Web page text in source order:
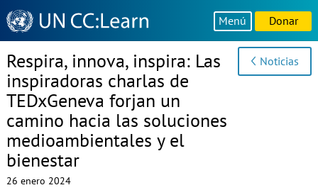
Knowledge
Sharing
Platform
Menú Donar
Respira, innova, inspira: Las
inspiradoras charlas de
TEDxGeneva forjan un
camino hacia las soluciones
medioambientales y el
bienestar
26 enero 2024
Noticias